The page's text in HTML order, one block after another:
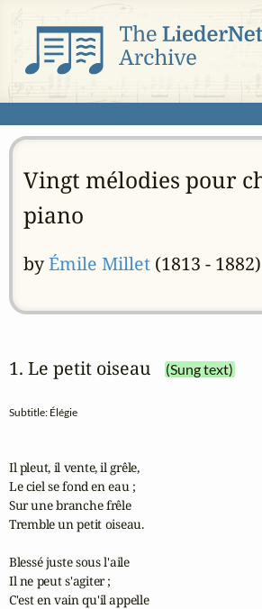
Vingt mélodies pour
piano
byÉmile Millet(1813 - 1882)
1. Le petit oiseau (Sung text)
Subtitle: Élégie
Il pleut, il vente, il grêle,
Le ciel se fond en eau ;
Sur une branche frêle
Tremble un petit oiseau.
Blessé juste sous l'aile
Il ne peut s'agiter ;
C'est en vain qu'il appelle